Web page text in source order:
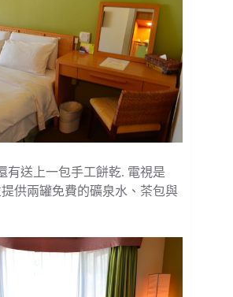
有送上一包手工餅乾. 電視是
供兩罐免費的礦泉水、茶包與